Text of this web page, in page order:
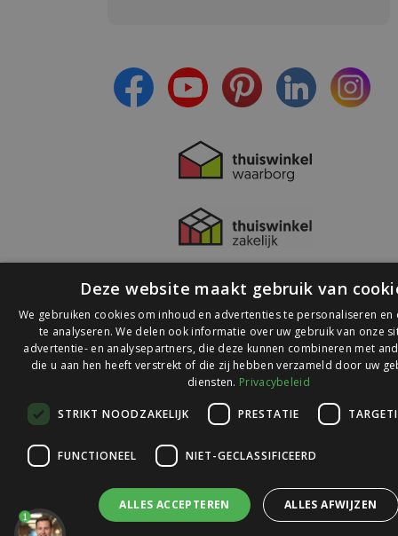
© 2026 Ledlichtdiscounter.nl
op
Webwinkelkeur
1
Deze website maakt gebruik van
We gebruiken cookies om inhoud en advertenties te personaliseren en
te analyseren. We delen ook informatie over uw gebruik van onze
advertentie- en analysepartners, die deze kunnen combineren met
die u aan hen heeft verstrekt of die zij hebben verzameld door uw
diensten. Privacybeleid
STRIKT NOODZAKELIJK PRESTATIE
FUNCTIONEEL NIET-GECLASSIFICEERD
ALLES ACCEPTEREN ALLES AFWIJZEN